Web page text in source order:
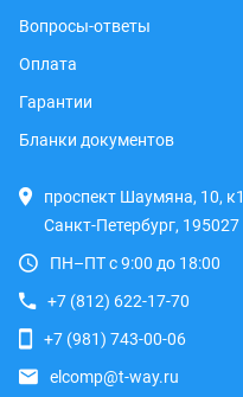
Вопросы-ответы
Оплата
Гарантии
Бланки документов
проспект Шаумяна, 10, к1
Санкт-Петербург, 195027
ПН–ПТ с 9:00 до 18:00
+7 (812) 622-17-70
+7 (981) 743-00-06
elcomp@t-way.ru